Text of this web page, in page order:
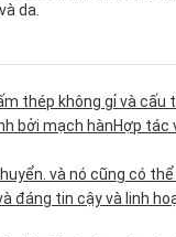
da.
thép không gỉ và cấu
bởi mạch hànHợp tác
và nó cũng có
đáng tin cậy và linh